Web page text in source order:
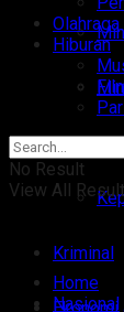
Kriminal
Olahraga
Hiburan
No Result
View All Result
Home
Nasional